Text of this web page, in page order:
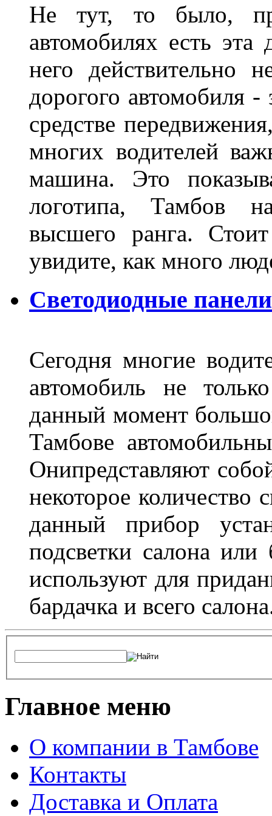
Не тут, то было,
автомобилях есть
него действительно
дорогого автомобиля
средстве
многих водителей
машина. Это
логотипа, Тамбов
высшего ранга.
увидите, как много
Светодиодные
Сегодня многие
автомобиль не
данный момент
Тамбове
Онипредставляют
некоторое количество
данный прибор
подсветки салона
используют для
бардачка и всего
Главное меню
О компании в Тамбове
Контакты
Доставка и Оплата